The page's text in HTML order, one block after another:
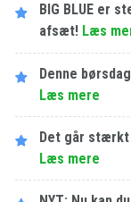
BIG BLUE er
afsæt! Læs
Denne
Læs mere
Det går stærkt
Læs mere